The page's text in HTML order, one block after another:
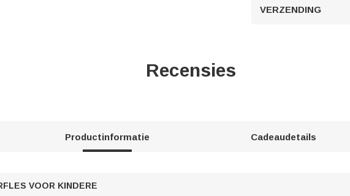
VERZENDING
Recensies
Productinformatie Cadeaudetails
VOOR KINDERE